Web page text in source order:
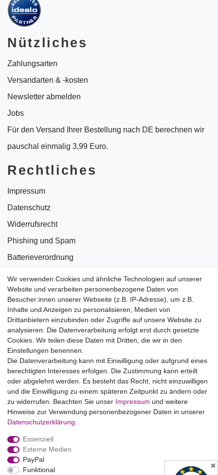
Wir verwenden Cookies und ähnliche Technologien auf unserer
Website und verarbeiten personenbezogene Daten von
Besucher:innen unserer Webseite (z.B. IP-Adresse), um z.B.
Inhalte und Anzeigen zu personalisieren, Medien von
Drittanbietern einzubinden oder Zugriffe auf unsere Website zu
analysieren. Die Datenverarbeitung erfolgt erst durch gesetzte
Cookies. Wir teilen diese Daten mit Dritten, die wir in den
Einstellungen benennen.
Die Datenverarbeitung kann mit Einwilligung oder aufgrund eines
berechtigten Interesses erfolgen. Die Zustimmung kann erteilt
oder abgelehnt werden. Es besteht das Recht, nicht einzuwilligen
und die Einwilligung zu einem späteren Zeitpunkt zu ändern oder
zu widerrufen. Beachten Sie unser Impressum und weitere
Hinweise zur Verwendung personenbezogener Daten in unserer
Daten­schutz­erklärung
Essenziell
Externe Medien
PayPal
Funktional
Nützliches
Zahlungsarten
Versandarten & -kosten
Newsletter abmelden
Jobs
Für den Versand Ihrer Bestellung nach DE berechnen wir
pauschal einmalig 3,99 Euro.
Rechtliches
Impressum
Datenschutz
Widerrufsrecht
Phishing und Spam
Batterieverordnung
Bildnachweise
AGB
Vertrag widerrufen
B2BKunden
Zum Händlerbereich
PrivatKunden
Neukundenanmeldung
Mein Konto
Zahlung & Versand ✕